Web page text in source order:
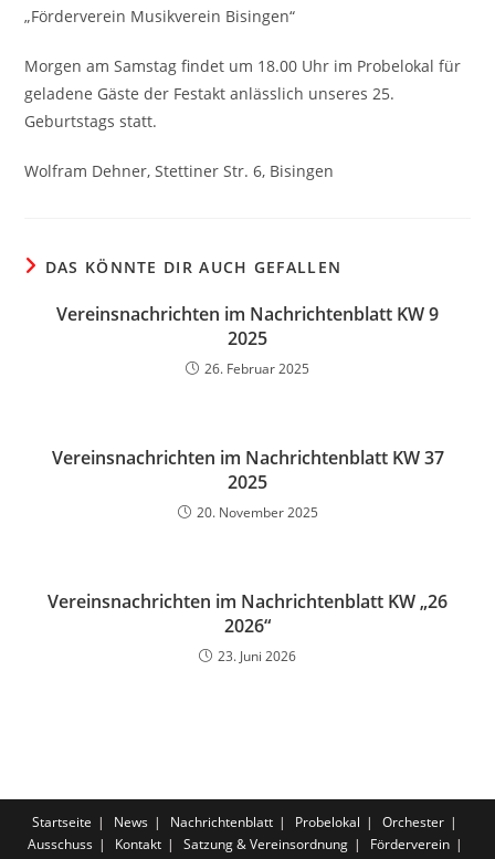
„Förderverein Musikverein Bisingen“
Morgen am Samstag findet um 18.00 Uhr im Probelokal für
geladene Gäste der Festakt anlässlich unseres 25.
Geburtstags statt.
Wolfram Dehner, Stettiner Str. 6, Bisingen
DAS KÖNNTE DIR AUCH GEFALLEN
Vereinsnachrichten im Nachrichtenblatt KW 9
2025
26. Februar 2025
Vereinsnachrichten im Nachrichtenblatt KW 37
2025
20. November 2025
Vereinsnachrichten im Nachrichtenblatt KW „26
2026“
23. Juni 2026
Startseite News Nachrichtenblatt Probelokal
Orchester
Ausschuss
Kontakt Satzung & Vereinsordnung
Förderverein